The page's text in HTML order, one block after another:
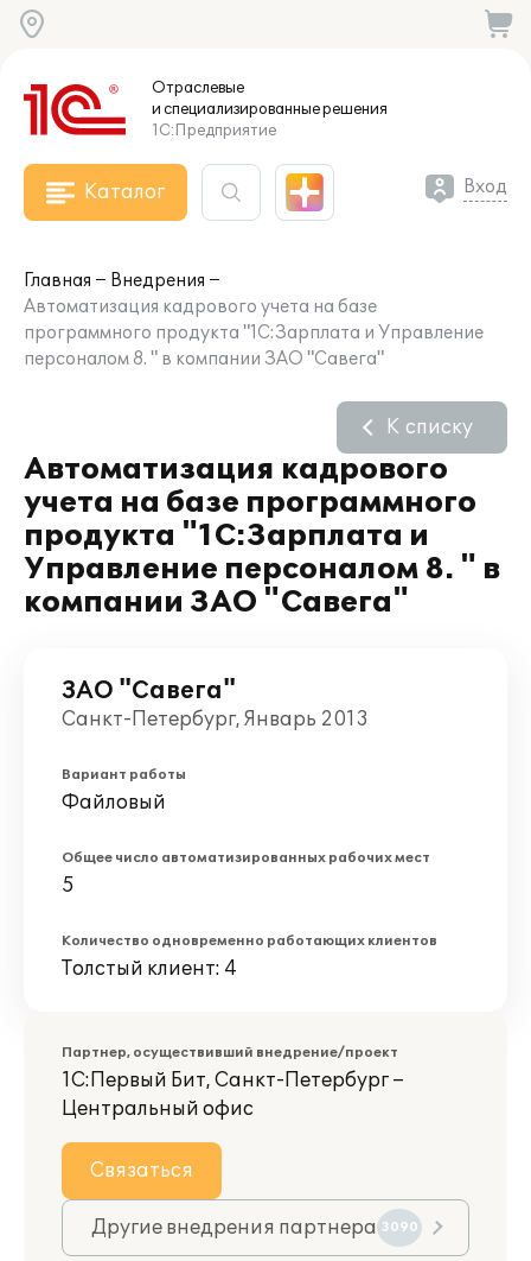
Отраслевые
и специализированныерешения
1С:Предприятие
Каталог Вход
Главная
Внедрения
Автоматизация кадрового учета на базе
программного продукта "1С:Зарплата и Управление
персоналом 8. " в компании ЗАО "Савега"
Автоматизация кадрового
учета на базе программного
продукта "1С:Зарплата и
Управление персоналом 8. " в
компании ЗАО "Савега"
К списку
ЗАО "Савега"
Санкт-Петербург, Январь 2013
Вариант работы
Файловый
Общее число автоматизированных рабочих мест
5
Количество одновременно работающих клиентов
Толстый клиент: 4
Партнер, осуществивший внедрение/проект
1С:Первый Бит, Санкт-Петербург –
Центральный офис
Связаться
Другие внедрения партнера 3090